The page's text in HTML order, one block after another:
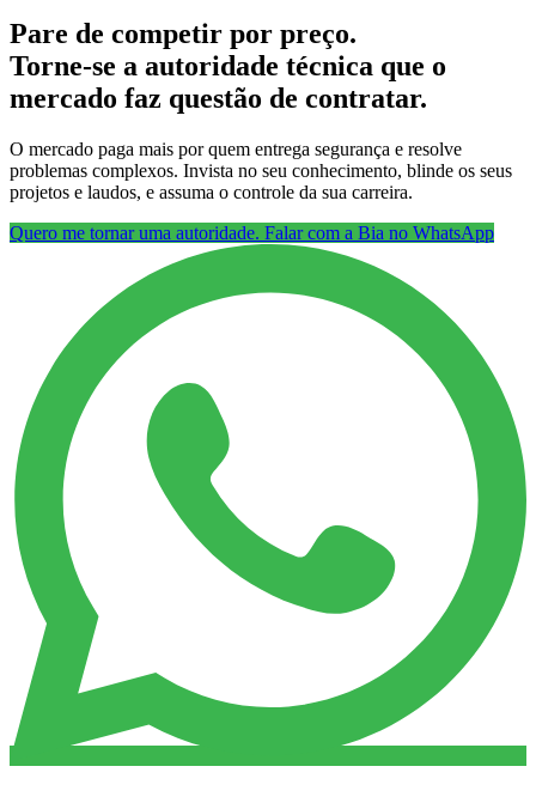
Pare de competir por preço.
Torne-se a autoridade técnica que o
mercado faz questão de contratar.
O mercado paga mais por quem entrega segurança e resolve
problemas complexos. Invista no seu conhecimento, blinde os seus
projetos e laudos, e assuma o controle da sua carreira.
Quero me tornar uma autoridade. Falar com a Bia no WhatsApp